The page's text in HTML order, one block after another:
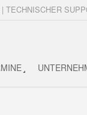
TECHNISCHER